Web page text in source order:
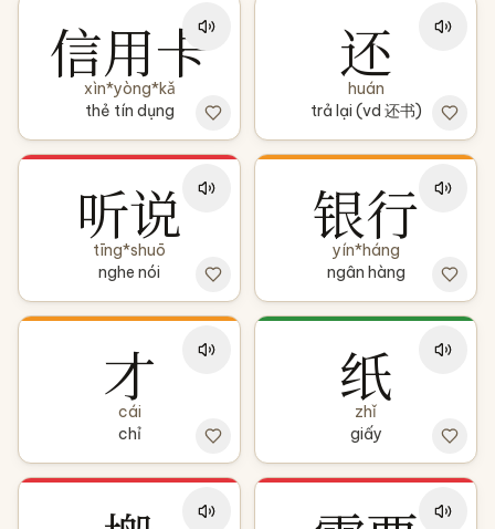
信用卡
xìn*yòng*kǎ
thẻ tín dụng
还
huán
trả lại (vd 还书)
听说
tīng*shuō
nghe nói
银行
yín*háng
ngân hàng
才
cái
chỉ
纸
zhǐ
giấy